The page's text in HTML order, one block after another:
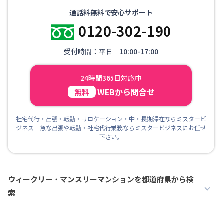
通話料無料で安心サポート
0120-302-190
受付時間：平日 10:00-17:00
24時間365日対応中
無料 WEBから問合せ
社宅代行・出張・転勤・リロケーション・中・長期滞在ならミスタービ
ジネス 急な出張や転勤・社宅代行業務ならミスタービジネスにお任せ
下さい。
ウィークリー・マンスリーマンションを都道府県から検
索